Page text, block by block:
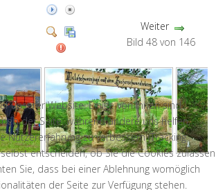
Weiter
Bild 48 von 146
unserer Website. Einige von ihnen sind
der Seite, während andere uns helfen,
Nutzererfahrung zu verbessern (Tracking
entscheiden, ob Sie die Cookies zulassen
Sie, dass bei einer Ablehnung womöglich
der Seite zur Verfügung stehen.